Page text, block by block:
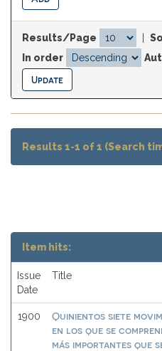
Results/Page
In order
Results 1-1 of 1 (Search
Item hits:
Issue
Date
Title
1900
Quinientos siete
en los que se
más importantes que